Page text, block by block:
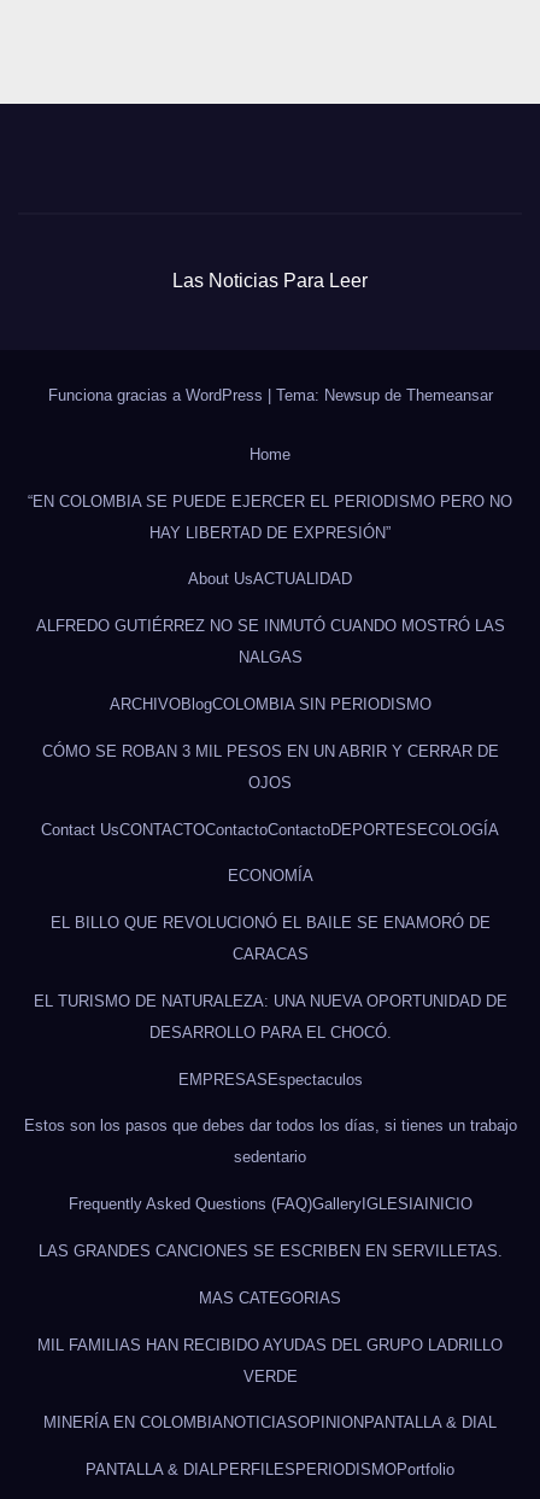
Las Noticias Para Leer
Funciona gracias a WordPress Tema: Newsup de Themeansar
Home
“EN COLOMBIA SE PUEDE EJERCER EL PERIODISMO PERO NO
HAY LIBERTAD DE EXPRESIÓN”
About UsACTUALIDAD
ALFREDO GUTIÉRREZ NO SE INMUTÓ CUANDO MOSTRÓ LAS
NALGAS
ARCHIVOBlogCOLOMBIA SIN PERIODISMO
CÓMO SE ROBAN 3 MIL PESOS EN UN ABRIR Y CERRAR DE
OJOS
Contact UsCONTACTOContactoContactoDEPORTESECOLOGÍA
ECONOMÍA
EL BILLO QUE REVOLUCIONÓ EL BAILE SE ENAMORÓ DE
CARACAS
EL TURISMO DE NATURALEZA: UNA NUEVA OPORTUNIDAD DE
DESARROLLO PARA EL CHOCÓ.
EMPRESASEspectaculos
Estos son los pasos que debes dar todos los días, si tienes un trabajo
sedentario
Frequently Asked Questions (FAQ)GalleryIGLESIAINICIO
LAS GRANDES CANCIONES SE ESCRIBEN EN SERVILLETAS.
MAS CATEGORIAS
MIL FAMILIAS HAN RECIBIDO AYUDAS DEL GRUPO LADRILLO
VERDE
MINERÍA EN COLOMBIANOTICIASOPINION PANTALLA & DIAL
PANTALLA & DIALPERFILES PERIODISMOPortfolio